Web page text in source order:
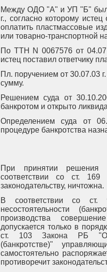
Между ОДО "А" и УП "Б" был
г., согласно которому
оплатить пластмассовые
или товарно-транспортной
По ТТН N 0067576 от
истец поставил ответчику
Пл. поручением от 30.07.03
сумму.
Решением суда от
банкротом и открыто
Определением суда от
процедуре банкротства
При принятии решения
соответствии со ст.
законодательству, ничтожна.
В соответствии со
несостоятельности
производства
допускается только в
ст. 103 Закона РБ "Об
(банкротстве)"
самостоятельно
противоречит